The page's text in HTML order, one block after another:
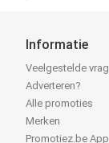
Informatie
Veelgestelde
Adverteren?
Alle promoties
Merken
Promotiez.be App